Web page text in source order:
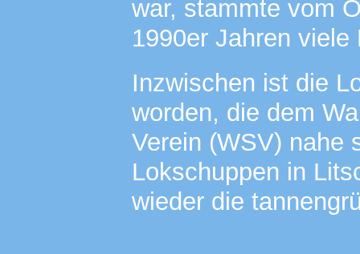
war, stammte vom
1990er Jahren viele
Inzwischen ist die
worden, die dem
Verein (WSV) nahe
Lokschuppen in
wieder die